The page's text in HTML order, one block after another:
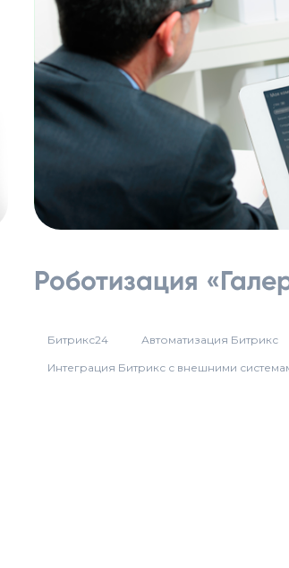
Роботизация
Битрикс24 Автоматизация Битрикс
Интеграция Битрикс с внешними